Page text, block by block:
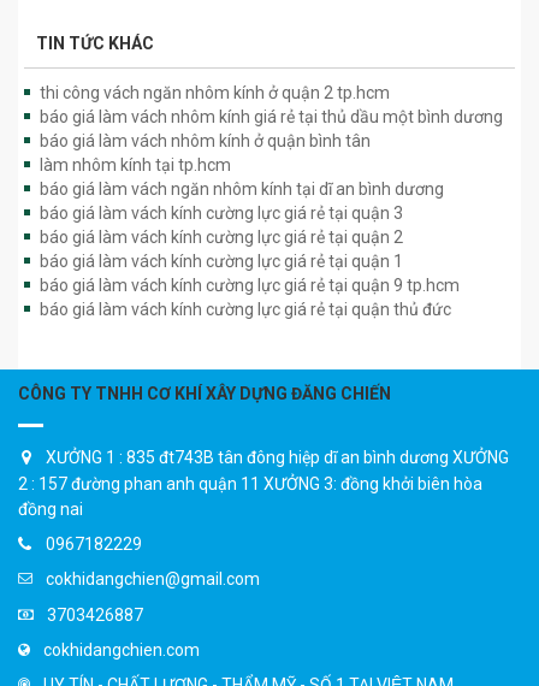
TIN TỨC KHÁC
thi công vách ngăn nhôm kính ở quận 2 tp.hcm
báo giá làm vách nhôm kính giá rẻ tại thủ dầu một bình dương
báo giá làm vách nhôm kính ở quận bình tân
làm nhôm kính tại tp.hcm
báo giá làm vách ngăn nhôm kính tại dĩ an bình dương
báo giá làm vách kính cường lực giá rẻ tại quận 3
báo giá làm vách kính cường lực giá rẻ tại quận 2
báo giá làm vách kính cường lực giá rẻ tại quận 1
báo giá làm vách kính cường lực giá rẻ tại quận 9 tp.hcm
báo giá làm vách kính cường lực giá rẻ tại quận thủ đức
CÔNG TY TNHH CƠ KHÍ XÂY DỰNG ĐĂNG CHIẾN
XƯỞNG 1 : 835 đt743B tân đông hiệp dĩ an bình dương XƯỞNG
2 : 157 đường phan anh quận 11 XƯỞNG 3: đồng khởi biên hòa
đồng nai
0967182229
cokhidangchien@gmail.com
3703426887
cokhidangchien.com